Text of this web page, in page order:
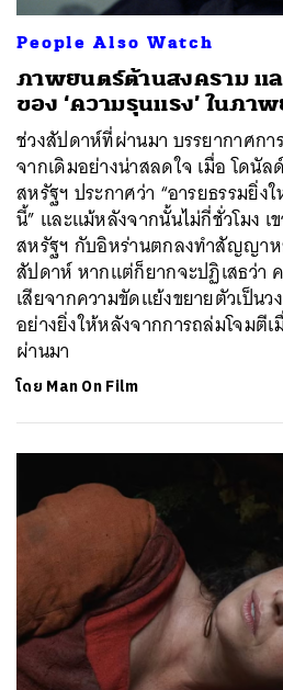
People Also Watch
ภาพยนตร์ต้านสงคราม แ
ของ ‘ความรุนแรง’ ในภา
ช่วงสัปดาห์ที่ผ่านมา บรรยากาศกา
จากเดิมอย่างน่าสลดใจ เมื่อ โดนั
สหรัฐฯ ประกาศว่า “อารยธรรมยิ่
นี้” และแม้หลังจากนั้นไม่กี่ชั่วโมง เ
สหรัฐฯ กับอิหร่านตกลงทำสัญญาห
สัปดาห์ หากแต่ก็ยากจะปฏิเสธว่า
เสียจากความขัดแย้งขยายตัวเป็นว
อย่างยิ่งให้หลังจากการถล่มโจมตี
ผ่านมา
โดย Man On Film